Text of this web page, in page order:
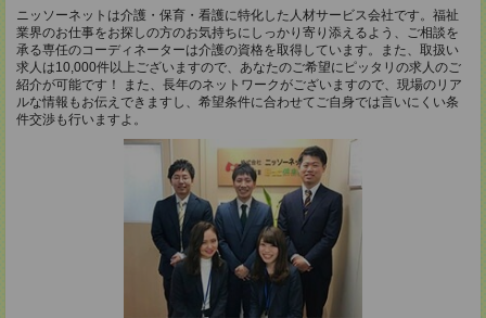
ニッソーネットは介護・保育・看護に特化した人材サービス会社です。福祉
業界のお仕事をお探しの方のお気持ちにしっかり寄り添えるよう、ご相談を
承る専任のコーディネーターは介護の資格を取得しています。また、取扱い
求人は10,000件以上ございますので、あなたのご希望にピッタリの求人のご
紹介が可能です！ また、長年のネットワークがございますので、現場のリア
ルな情報もお伝えできますし、希望条件に合わせてご自身では言いにくい条
件交渉も行いますよ。